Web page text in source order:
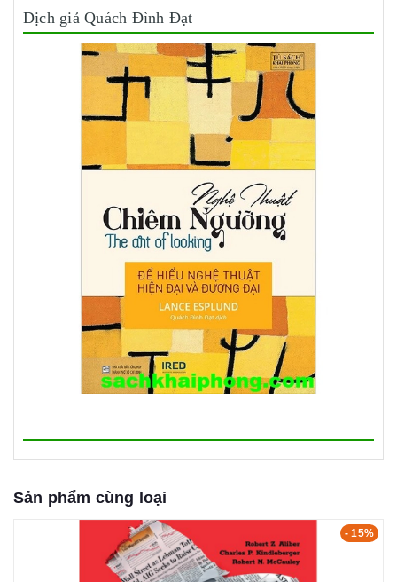
Dịch giả Quách Đình Đạt
Sản phẩm cùng loại
- 15%